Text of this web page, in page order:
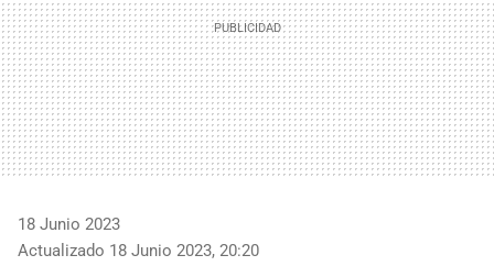
18 Junio 2023
Actualizado 18 Junio 2023, 20:20